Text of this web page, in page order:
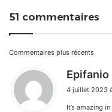
51 commentaires
Navigation
dans
les
Commentaires plus récents
Epifanio
t
4 juillet 2023
It’s amazing